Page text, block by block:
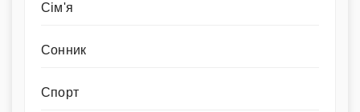
Сім'я
Сонник
Спорт